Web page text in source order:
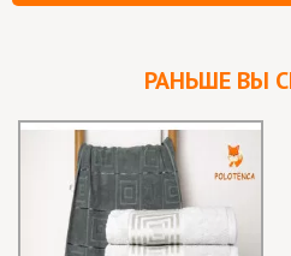
РАНЬШЕ ВЫ